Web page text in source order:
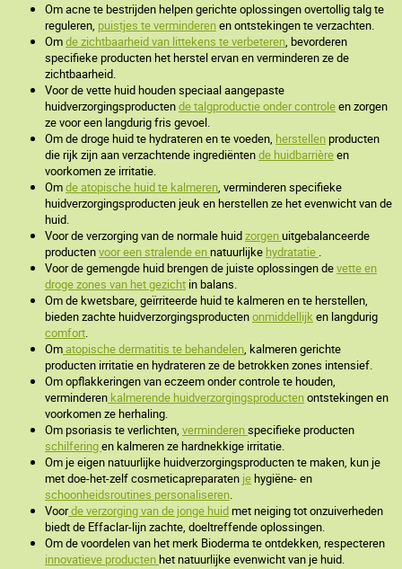
Om acne te bestrijden helpen gerichte oplossingen overtollig talg te
reguleren, puistjes te verminderenen ontstekingen te verzachten.
Omde zichtbaarheid van littekens te verbeteren, bevorderen
specifieke producten het herstel ervan en verminderen ze de
zichtbaarheid.
Voor de vette huid houden speciaal aangepaste
huidverzorgingsproductende talgproductie onder controleen zorgen
ze voor een langdurig fris gevoel.
Om de droge huid te hydrateren en te voeden, herstellenproducten
die rijk zijn aan verzachtende ingrediëntende huidbarrièreen
voorkomen ze irritatie.
Omde atopische huid te kalmeren, verminderen specifieke
huidverzorgingsproducten jeuk en herstellen ze het evenwicht van de
huid.
Voor de verzorging van de normale huidzorgenuitgebalanceerde
productenvoor een stralende ennatuurlijke hydratatie .
Voor de gemengde huid brengen de juiste oplossingen devette en
droge zones van het gezicht in balans.
Om de kwetsbare, geïrriteerde huid te kalmeren en te herstellen,
bieden zachte huidverzorgingsproductenonmiddellijken langdurig
comfort.
Omatopische dermatitis te behandelen, kalmeren gerichte
producten irritatie en hydrateren ze de betrokken zones intensief.
Om opflakkeringen van eczeem onder controle te houden,
verminderen kalmerende huidverzorgingsproductenontstekingen en
voorkomen ze herhaling.
Om psoriasis te verlichten, verminderenspecifieke producten
schilferingen kalmeren ze hardnekkige irritatie.
Om je eigen natuurlijke huidverzorgingsproducten te maken, kun je
met doe-het-zelf cosmeticapreparaten jehygiëne- en
schoonheidsroutines personaliseren.
Voorde verzorging van de jonge huidmet neiging tot onzuiverheden
biedt de Effaclar-lijn zachte, doeltreffende oplossingen.
Om de voordelen van het merk Bioderma te ontdekken, respecteren
innovatieve productenhet natuurlijke evenwicht van je huid.